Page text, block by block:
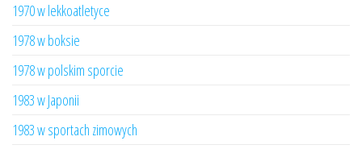
1970 w lekkoatletyce
1978 w boksie
1978 w polskim sporcie
1983 w Japonii
1983 w sportach zimowych